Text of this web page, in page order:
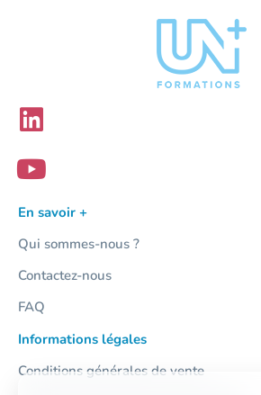
En savoir +
Qui sommes-nous ?
Contactez-nous
FAQ
Informations légales
Conditions générales de vente